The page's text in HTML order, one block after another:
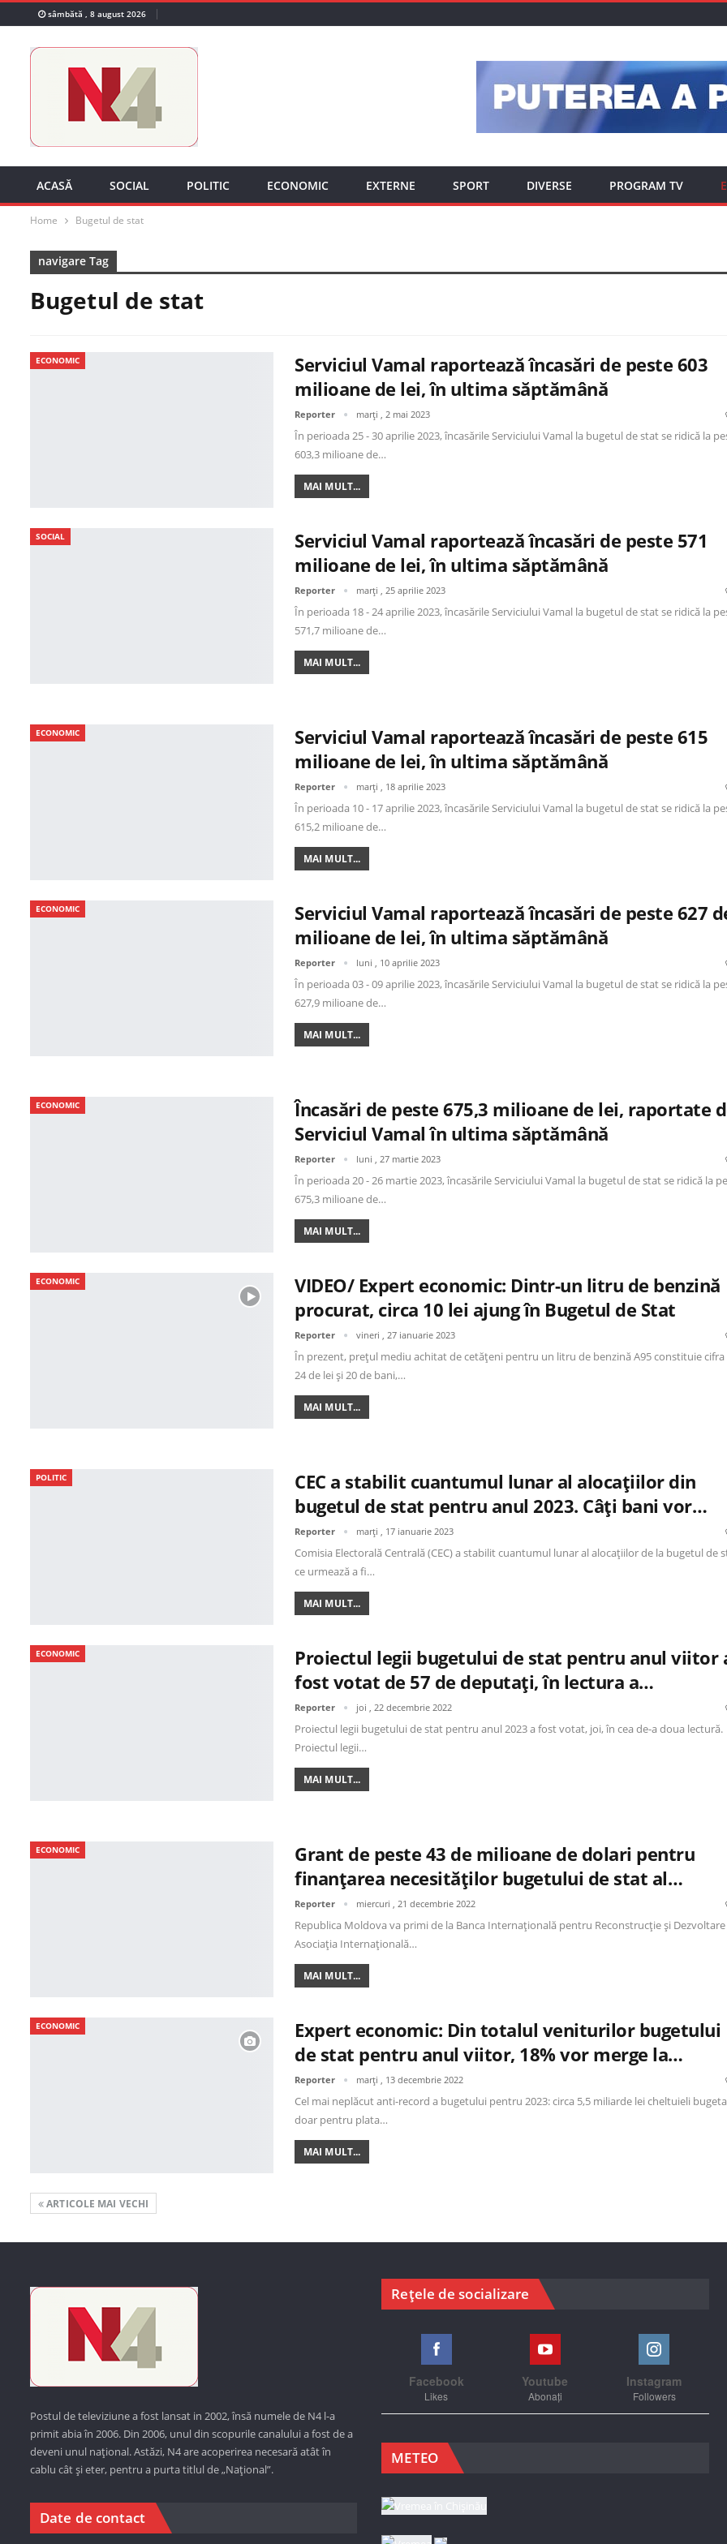
sâmbătă , 8 august 2026
ACASĂ SOCIAL POLITIC ECONOMIC EXTERNE SPORT DIVERSE PROGRAM TV
Home Bugetul de stat
navigare Tag
Bugetul de stat
ECONOMIC
Serviciul Vamal raportează încasări de peste 603
milioane de lei, în ultima săptămână
Reporter marți , 2 mai 2023
În perioada 25 - 30 aprilie 2023, încasările Serviciului Vamal la bugetul de stat se ridică la
603,3 milioane de…
MAI MULT...
SOCIAL
Serviciul Vamal raportează încasări de peste 571
milioane de lei, în ultima săptămână
Reporter marți , 25 aprilie 2023
În perioada 18 - 24 aprilie 2023, încasările Serviciului Vamal la bugetul de stat se ridică la
571,7 milioane de…
MAI MULT...
ECONOMIC
Serviciul Vamal raportează încasări de peste 615
milioane de lei, în ultima săptămână
Reporter marți , 18 aprilie 2023
În perioada 10 - 17 aprilie 2023, încasările Serviciului Vamal la bugetul de stat se ridică la
615,2 milioane de…
MAI MULT...
ECONOMIC
Serviciul Vamal raportează încasări de peste 627
milioane de lei, în ultima săptămână
Reporter luni , 10 aprilie 2023
În perioada 03 - 09 aprilie 2023, încasările Serviciului Vamal la bugetul de stat se ridică la
627,9 milioane de…
MAI MULT...
ECONOMIC
Încasări de peste 675,3 milioane de lei, raportate
Serviciul Vamal în ultima săptămână
Reporter luni , 27 martie 2023
În perioada 20 - 26 martie 2023, încasările Serviciului Vamal la bugetul de stat se ridică la
675,3 milioane de…
MAI MULT...
ECONOMIC
VIDEO/ Expert economic: Dintr-un litru de benzină
procurat, circa 10 lei ajung în Bugetul de Stat
Reporter vineri , 27 ianuarie 2023
În prezent, prețul mediu achitat de cetățeni pentru un litru de benzină A95 constituie cifra
24 de lei și 20 de bani,…
MAI MULT...
POLITIC
CEC a stabilit cuantumul lunar al alocațiilor din
bugetul de stat pentru anul 2023. Câți bani vor…
Reporter marți , 17 ianuarie 2023
Comisia Electorală Centrală (CEC) a stabilit cuantumul lunar al alocațiilor de la bugetul de
ce urmează a fi…
MAI MULT...
ECONOMIC
Proiectul legii bugetului de stat pentru anul viitor
fost votat de 57 de deputați, în lectura a…
Reporter joi , 22 decembrie 2022
Proiectul legii bugetului de stat pentru anul 2023 a fost votat, joi, în cea de-a doua lectură.
Proiectul legii…
MAI MULT...
ECONOMIC
Grant de peste 43 de milioane de dolari pentru
finanțarea necesităților bugetului de stat al…
Reporter miercuri , 21 decembrie 2022
Republica Moldova va primi de la Banca Internațională pentru Reconstrucție și Dezvoltare
Asociația Internațională…
MAI MULT...
ECONOMIC
Expert economic: Din totalul veniturilor bugetului
de stat pentru anul viitor, 18% vor merge la…
Reporter marți , 13 decembrie 2022
Cel mai neplăcut anti-record a bugetului pentru 2023: circa 5,5 miliarde lei cheltuieli
doar pentru plata…
MAI MULT...
ARTICOLE MAI VECHI
Postul de televiziune a fost lansat in 2002, însă numele de N4 l-a
primit abia în 2006. Din 2006, unul din scopurile canalului a fost de a
deveni unul național. Astăzi, N4 are acoperirea necesară atât în
cablu cât și eter, pentru a purta titlul de „Național”.
Date de contact
Rețele de socializare
Facebook
Likes
Youtube
Abonați
Instagram
Followers
METEO